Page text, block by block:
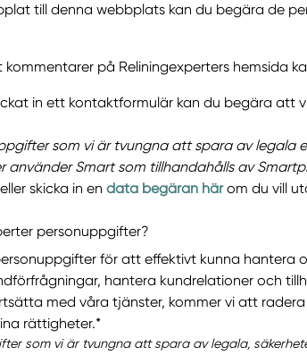
till denna webbplats kan du begära de
kommentarer på Reliningexperters hemsida
in ett kontaktformulär kan du begära att
som vi är tvungna att spara av legala
använder Smart som tillhandahålls av
skicka in en data begäran härom du vill
personuppgifter?
för att effektivt kunna
hantera kundrelationer och
med våra tjänster, kommer vi att
rättigheter.*
som vi är tvungna att spara av legala,